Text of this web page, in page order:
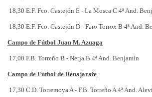
18,30 E.F. Fco. Castejón E - La Mosca C 4ª And.
18,30 E.F. Fco. Castejón D - Faro Torrox B 4ª And.
Campo de Fútbol Juan M. Azuaga
17,00 F.B. Torreño B - Nerja B 4ª And. Benjamín
Campo de Fútbol de Benajarafe
17,30 C.D. Torremoya A - F.B. Torreño A 4ª And.